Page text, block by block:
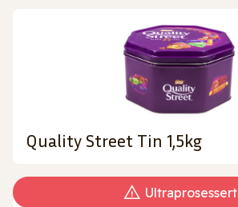
Quality Street Tin 1,5kg
Ultraprosessert